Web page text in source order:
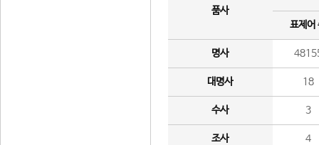
품사
표제어
명사
대명사 18
수사 3
조사 4